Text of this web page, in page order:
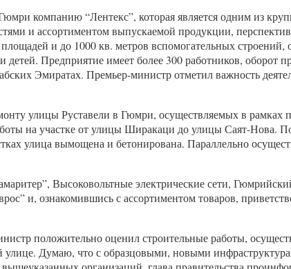
компанию “Лентекс”, которая является одним из
и ассортиментом выпускаемой продукции,
и до 1000 кв. метров вспомогательных
Предприятие имеет более 300 работников, оборот
Эмиратах. Премьер-министр отметил важность
улицы Руставели в Гюмри, осуществляемых в рамках
на участке от улицы Ширакаци до улицы Саят-Нова.
улица вымощена и бетонирована. Параллельно
Высоковольтные электрические сети,
и, ознакомившись с ассортиментом товаров,
положительно оценил строительные работы,
Думаю, что с образцовыми, новыми